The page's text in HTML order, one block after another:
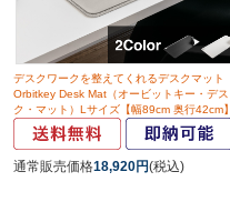
デスクワークを整えてくれるデスクマット
Orbitkey Desk Mat（オービットキー・デス
ク・マット）Lサイズ【幅89cm 奥行42cm】
通常販売価格18,920円(税込)